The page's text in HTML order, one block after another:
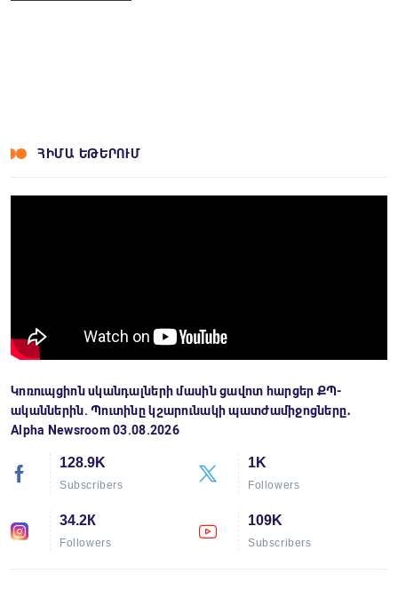
ՀԻՄԱ ԵԹԵՐՈՒՄ
Կոռուպցիոն սկանդալների մասին ցավոտ հարցեր ՔՊ-
ականներին. Պուտինը կշարունակի պատժամիջոցները․
Alpha Newsroom 03.08.2026
128.9K
Subscribers
1K
Followers
34.2К
Followers
109K
Subscribers